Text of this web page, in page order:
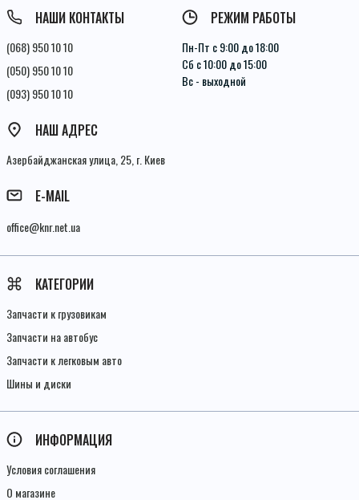
НАШИ КОНТАКТЫ
(068) 950 10 10
(050) 950 10 10
(093) 950 10 10
РЕЖИМ РАБОТЫ
Пн-Пт с 9:00 до 18:00
Сб с 10:00 до 15:00
Вс - выходной
НАШ АДРЕС
Азербайджанская улица, 25, г. Киев
E-MAIL
office@knr.net.ua
КАТЕГОРИИ
Запчасти к грузовикам
Запчасти на автобус
Запчасти к легковым авто
Шины и диски
ИНФОРМАЦИЯ
Условия соглашения
О магазине